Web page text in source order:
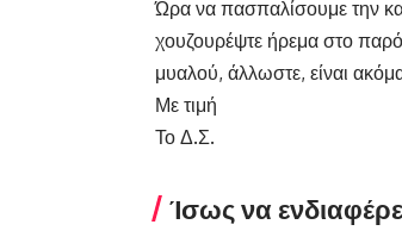
Ώρα να πασπαλίσουμε την
χουζουρέψτε ήρεμα στο
μυαλού, άλλωστε, είναι
Με τιμή
Το Δ.Σ.
Ίσως να